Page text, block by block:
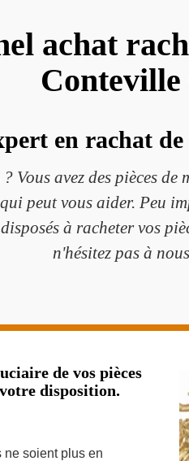
achat
Conteville
en rachat
Vous avez des pièces
peut vous aider. Peu
à racheter vos
n'hésitez pas à
de vos pièces
disposition.
ne soient plus en